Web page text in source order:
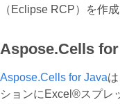
（Eclipse RCP）を作
Aspose.Cells
Aspose.Cells for Java
ションにExcel®スプレ